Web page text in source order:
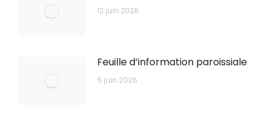
12 juin 2026
Feuille d’information paroissiale
5 juin 2026